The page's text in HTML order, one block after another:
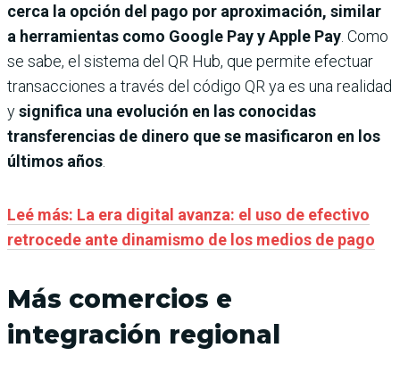
cerca la opción del pago por aproximación, similar
a herramientas como Google Pay y Apple Pay . Como
se sabe, el sistema del QR Hub, que permite efectuar
transacciones a través del código QR ya es una realidad
ysignifica una evolución en las conocidas
transferencias de dinero que se masificaron en los
últimos años
Leé más: La era digital avanza: el uso de efectivo
retrocede ante dinamismo de los medios de pago
Más comercios e
integración regional